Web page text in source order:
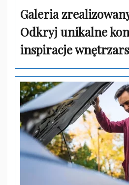
Galeria
Odkryj unikalne
inspiracje